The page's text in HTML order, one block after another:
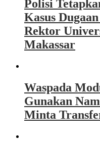
Polisi
Kasus
Rektor
Makassar
Waspada
Gunakan
Minta